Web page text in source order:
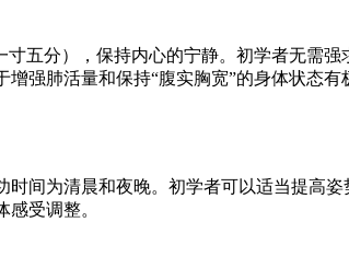
分），保持内心的宁静。初学者无需强
强肺活量和保持“腹实胸宽”的身体状态
为清晨和夜晚。初学者可以适当提高
受调整。